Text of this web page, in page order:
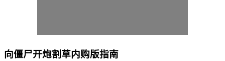
向僵尸开炮割草内购版指南